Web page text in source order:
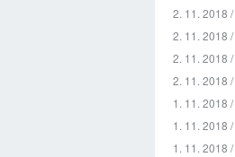
2. 11. 2018 /
2. 11. 2018 /
2. 11. 2018 /
2. 11. 2018 /
1. 11. 2018 /
1. 11. 2018 /
1. 11. 2018 /